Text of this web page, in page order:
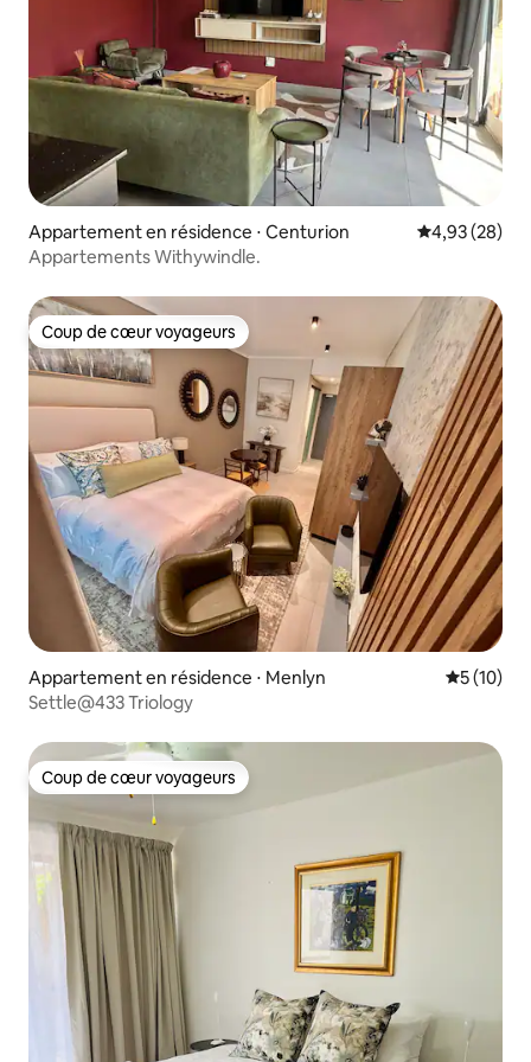
Appartement en résidence ⋅ Centurion Évaluation
4,93 (28)
Appartements Withywindle.
Coup de cœur voyageurs
Coup de cœur voyageurs
Appartement en résidence ⋅ Menlyn
5 (10)
Settle@433 Triology
Coup de cœur voyageurs
Coup de cœur voyageurs